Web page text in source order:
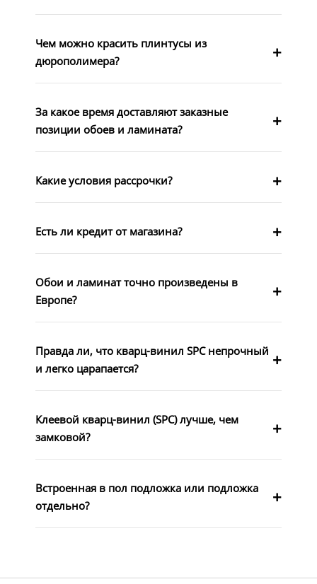
Чем можно красить плинтусы из
дюрополимера?
За какое время доставляют заказные
позиции обоев и ламината?
Какие условия рассрочки?
Есть ли кредит от магазина?
Обои и ламинат точно произведены в
Европе?
Правда ли, что кварц-винил SPC непрочный
и легко царапается?
Клеевой кварц-винил (SPC) лучше, чем
замковой?
Встроенная в пол подложка или подложка
отдельно?